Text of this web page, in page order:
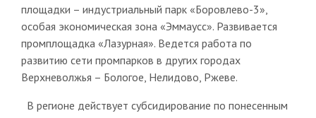
площадки – индустриальный парк «Боровлево-3»,
особая экономическая зона «Эммаусс». Развивается
промплощадка «Лазурная». Ведется работа по
развитию сети промпарков в других городах
Верхневолжья – Бологое, Нелидово, Ржеве.
В регионе действует субсидирование по понесенным